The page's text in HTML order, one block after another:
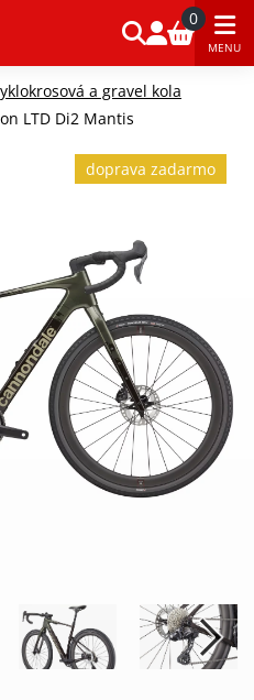
0
MENU
a gravel kola
LTD Di2 Mantis
doprava zadarmo